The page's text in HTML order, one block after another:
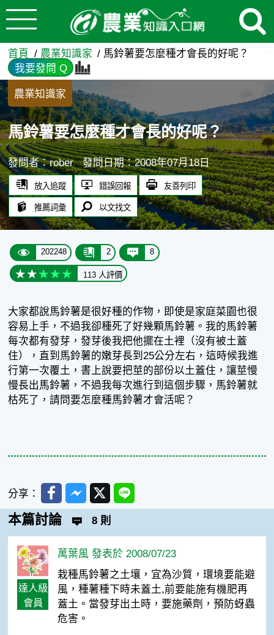
跳到主要內容
馬鈴薯要怎麼種才會長的好
首頁 農業知識家
馬鈴薯要怎麼種才會長的好呢？
我要發問 Q
農業知識家
馬鈴薯要怎麼種才會長的好呢？
發問者：rober 發問日期：2008年07月18日
放入追蹤 錯誤回報 友善列印
推薦詞彙 以文找文
202248 2 8
113 人評價
大家都說馬鈴薯是很好種的作物，即使是家庭菜園也很
容易上手，不過我卻種死了好幾顆馬鈴薯。我的馬鈴薯
每次都有發芽，發芽後我把他擺在土裡（沒有被土蓋
住），直到馬鈴薯的嫩芽長到25公分左右，這時候我進
行第一次覆土，書上說要把莖的部份以土蓋住，讓莖慢
慢長出馬鈴薯，不過我每次進行到這個步驟，馬鈴薯就
枯死了，請問要怎麼種馬鈴薯才會活呢？
分享： FacebookMessenger
TwitterLine
本篇討論 8 則
達人級
會員
萬葉風 發表於 2008/07/23
栽種馬鈴薯之土壤，宜為沙質，環境要能避
風，種薯種下時未蓋土,前要能施有機肥再
蓋土。當發芽出土時，要施藥劑，預防蚜蟲
危害。